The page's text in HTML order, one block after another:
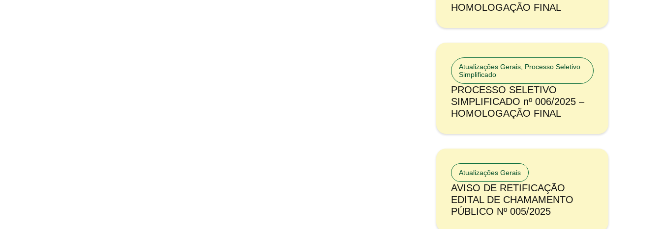
HOMOLOGAÇÃO FINAL
Atualizações Gerais Processo Seletivo
Simplificado
PROCESSO SELETIVO
SIMPLIFICADO nº 006/2025 –
HOMOLOGAÇÃO FINAL
Atualizações Gerais
AVISO DE RETIFICAÇÃO
EDITAL DE CHAMAMENTO
PÚBLICO Nº 005/2025